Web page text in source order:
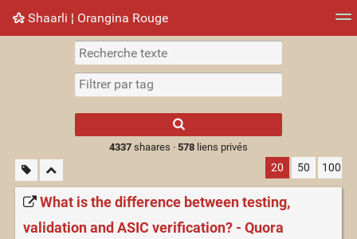
Shaarli ¦ Orangina Rouge
Nuage de tags Mur d'images
results.
4337shaares · 578liens privés
20 50 100
What is the difference between testing,
validation and ASIC verification? - Quora